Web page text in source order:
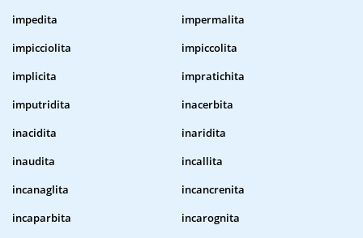
impedita
impermalita
impicciolita
impiccolita
implicita
impratichita
imputridita
inacerbita
inacidita
inaridita
inaudita
incallita
incanaglita
incancrenita
incaparbita
incarognita